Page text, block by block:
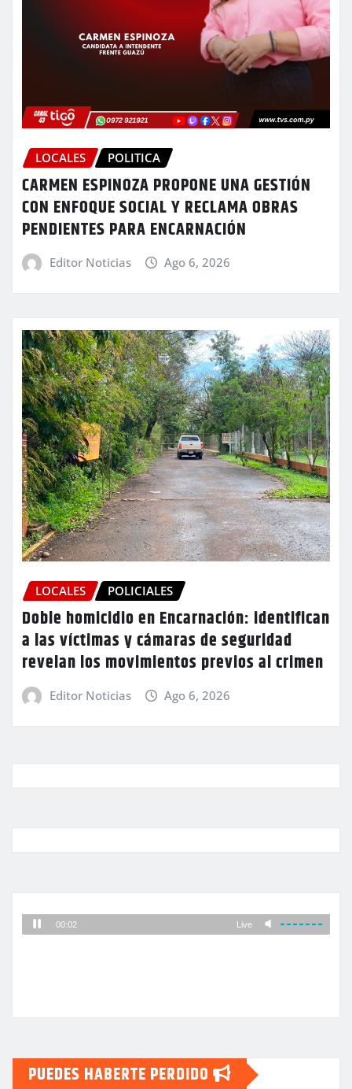
LOCALES POLITICA
CARMEN ESPINOZA PROPONE UNA GESTIÓN
CON ENFOQUE SOCIAL Y RECLAMA OBRAS
PENDIENTES PARA ENCARNACIÓN
Editor Noticias Ago 6, 2026
LOCALES POLICIALES
Doble homicidio en Encarnación: identifican
a las víctimas y cámaras de seguridad
revelan los movimientos previos al crimen
Editor Noticias Ago 6, 2026
PUEDES HABERTE PERDIDO